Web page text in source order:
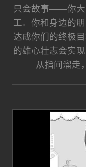
只会故事——你大
工。你和身边的
达成你们的终极
的雄心壮志会实
从指间溜走